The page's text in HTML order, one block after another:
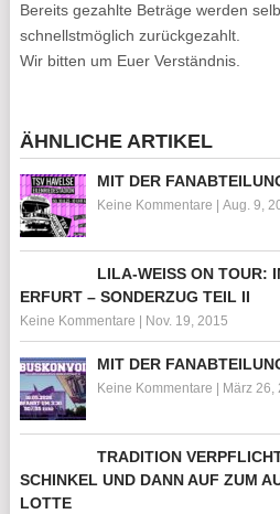
Bereits gezahlte Beträge werden
schnellstmöglich zurückgezahlt.
Wir bitten um Euer Verständnis.
ÄHNLICHE ARTIKEL
MIT DER
Keine Kommentare Aug. 9,
LILA-WEISS ON TOUR:
RFURT – SONDERZUG TEIL II
Keine Kommentare Nov. 19, 2015
MIT DER
Keine Kommentare März 26,
TRADITION
SCHINKEL UND DANN AUF ZUM
LOTTE